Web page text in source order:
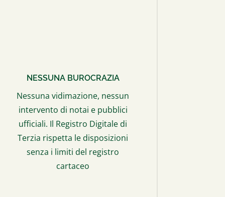
NESSUNA BUROCRAZIA
Nessuna vidimazione, nessun
intervento di notai e pubblici
ufficiali. Il Registro Digitale di
Terzia rispetta le disposizioni
senza i limiti del registro
cartaceo